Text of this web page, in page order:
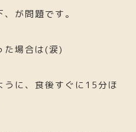
が問題です。
場合は(涙)
うに、食後すぐに15分ほ